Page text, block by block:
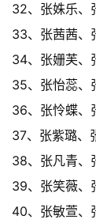
32、张姝乐、
33、张茜茜、
34、张姗芙、
35、张怡蕊、
36、张怜蝶、
37、张紫璐、
38、张凡青、
39、张笑薇、
40、张敏萱、